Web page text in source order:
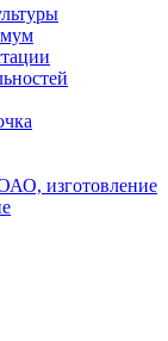
изготовление